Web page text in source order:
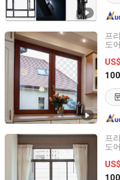
프
도
ZYF International
Jiangsu, China
프
도
ZYF International
Jiangsu, China